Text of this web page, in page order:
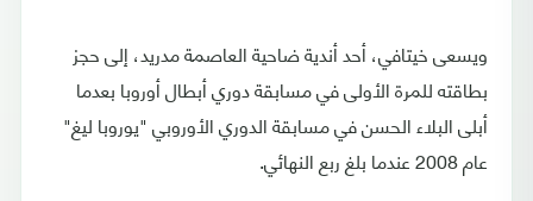
ويسعى خيتافي، أحد أندية ضاحية العاصمة مدريد، إلى حجز
بطاقته للمرة الأولى في مسابقة دوري أبطال أوروبا بعدما
أبلى البلاء الحسن في مسابقة الدوري الأوروبي "يوروبا ليغ"
عام 2008 عندما بلغ ربع النهائي.